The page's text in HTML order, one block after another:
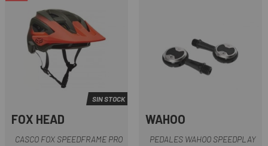
SIN STOCK
FOX HEAD
CASCO FOX SPEEDFRAME PRO
WAHOO
PEDALES WAHOO SPEEDPLAY